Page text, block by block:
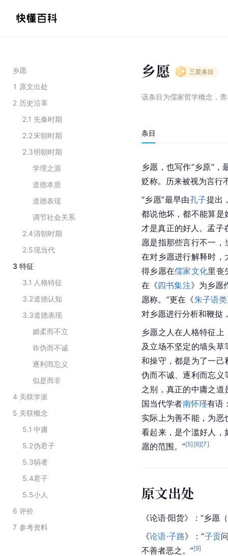
乡愿
1 原文出处
2 历史沿革
2.1 先秦时期
2.2宋朝时期
2.3明朝时期
学理之源
道德本质
道德表现
调节社会关系
2.4清朝时期
2.5现当代
3 特征
3.1 人格特征
3.2道德认知
3.3道德表现
媚柔而不立
诈伪而不诚
逐利而忘义
似是而非
4 关联学派
5 关联概念
5.1 中庸
5.2伪君子
5.3狷者
5.4君子
5.5小人
6 评价
7 参考资料
乡愿 三星条目
该条目为儒家哲学概念 ，
条目
乡愿，也写作“乡原”，
贬称。历来被视为言行
“乡愿”最早由孔子提出
都说他坏，都不能算是
才是真正的好人。孟子
愿是指那些言行不一
在对乡愿进行解释时，
得乡愿在儒家文化里丧
在《四书集注》为乡愿
愿称。”更在《朱子语类
对乡愿进行分析和鞭挞
乡愿之人在人格特征
及立场不坚定的墙头
和操守，都是为了一己
伪而不诚、逐利而忘义
之别，真正的中庸之
国当代学者南怀瑾有语
实际上为善不能，为
看起来，是个滥好人，
愿的范围。”[5] [6][7]
原文出处
《论语·阳货》：“乡愿
《论语·子路》：“子贡
不善者恶之。”[9]